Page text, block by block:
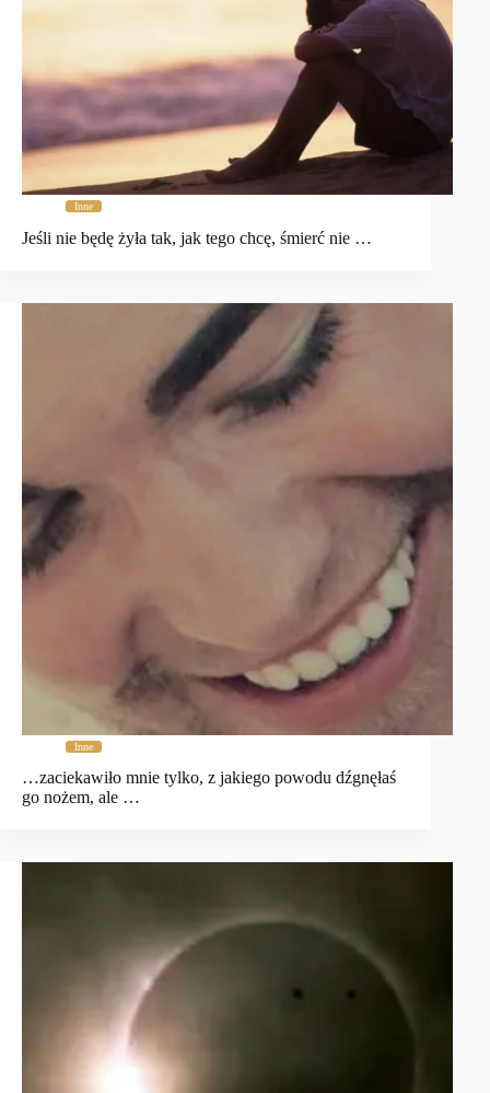
Inne
Jeśli nie będę żyła tak, jak tego chcę, śmierć nie …
Inne
…zaciekawiło mnie tylko, z jakiego powodu dźgnęłaś
go nożem, ale …